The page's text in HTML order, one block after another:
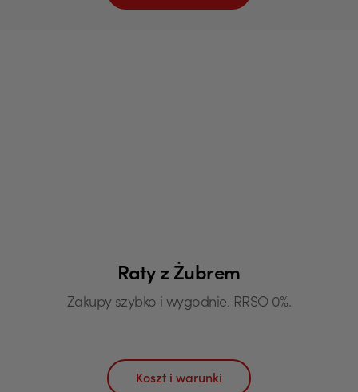
Raty z Żubrem
Zakupy szybko i wygodnie. RRSO 0%.
Koszt i warunki